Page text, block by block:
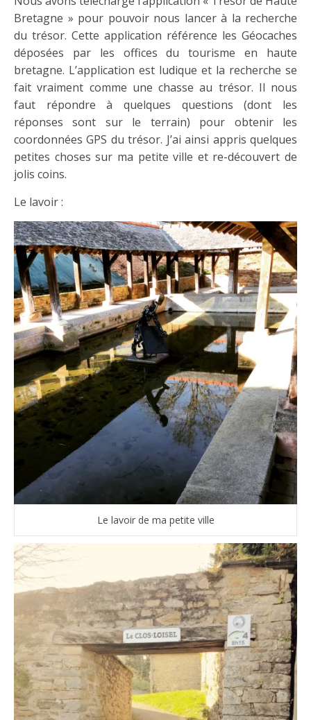
Bretagne » pour pouvoir nous lancer à la recherche
du trésor. Cette application référence les Géocaches
déposées par les offices du tourisme en haute
bretagne. L’application est ludique et la recherche se
fait vraiment comme une chasse au trésor. Il nous
faut répondre à quelques questions (dont les
réponses sont sur le terrain) pour obtenir les
coordonnées GPS du trésor. J’ai ainsi appris quelques
petites choses sur ma petite ville et re-découvert de
jolis coins.
Le lavoir :
Le lavoir de ma petite ville